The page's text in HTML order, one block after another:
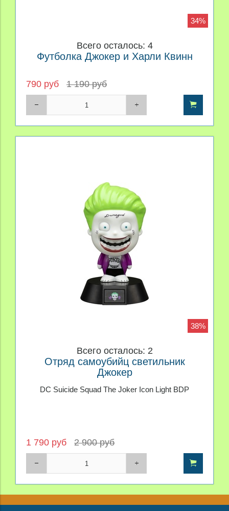
34%
Всего осталось: 4
Футболка Джокер и Харли Квинн
790 руб 1 190 руб
38%
Всего осталось: 2
Отряд самоубийц светильник
Джокер
DC Suicide Squad The Joker Icon Light BDP
1 790 руб 2 900 руб